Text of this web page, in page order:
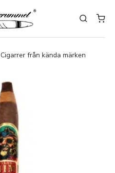
Cigarrer från kända märken